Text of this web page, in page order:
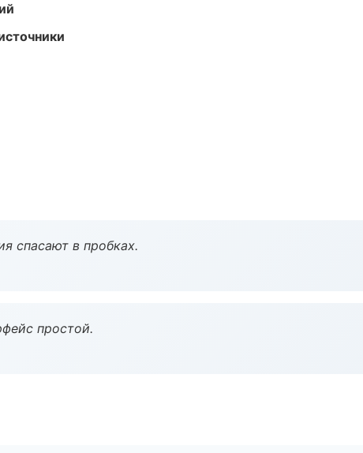
спасают в пробках.
простой.